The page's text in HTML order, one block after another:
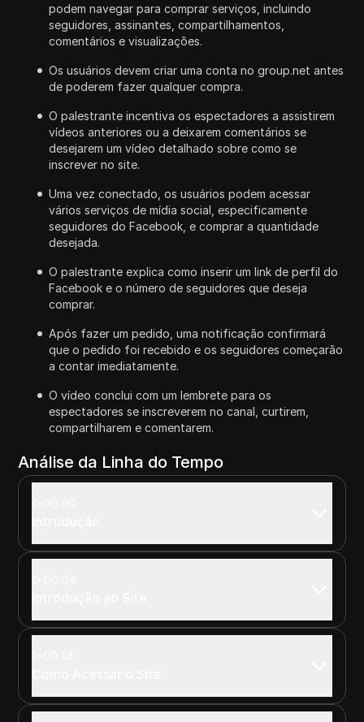
podem navegar para comprar serviços, incluindo
seguidores, assinantes, compartilhamentos,
comentários e visualizações.
Os usuários devem criar uma conta no group.net antes
de poderem fazer qualquer compra.
O palestrante incentiva os espectadores a assistirem
vídeos anteriores ou a deixarem comentários se
desejarem um vídeo detalhado sobre como se
inscrever no site.
Uma vez conectado, os usuários podem acessar
vários serviços de mídia social, especificamente
seguidores do Facebook, e comprar a quantidade
desejada.
O palestrante explica como inserir um link de perfil do
Facebook e o número de seguidores que deseja
comprar.
Após fazer um pedido, uma notificação confirmará
que o pedido foi recebido e os seguidores começarão
a contar imediatamente.
O vídeo conclui com um lembrete para os
espectadores se inscreverem no canal, curtirem,
compartilharem e comentarem.
Análise da Linha do Tempo